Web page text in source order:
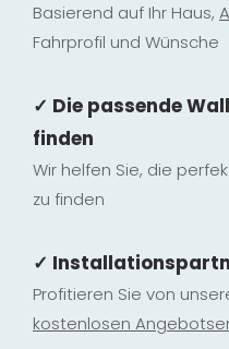
Basierend auf Ihr Haus,
Fahrprofil und Wünsche
✓ Die passende
finden
Wir helfen Sie, die
zu finden
✓
Profitieren Sie von
kostenlosen Ange